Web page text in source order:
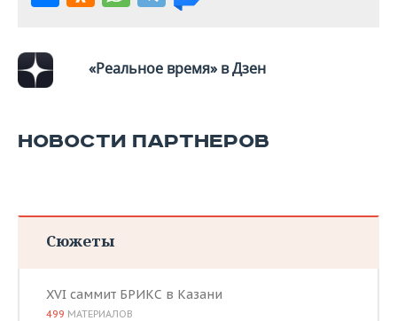
«Реальное время» в Дзен
НОВОСТИ ПАРТНЕРОВ
Сюжеты
XVI саммит БРИКС в Казани
499 МАТЕРИАЛОВ